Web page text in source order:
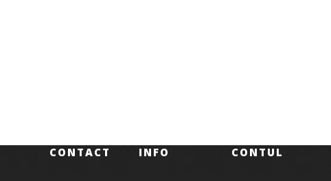
CONTACT INFO CONTUL